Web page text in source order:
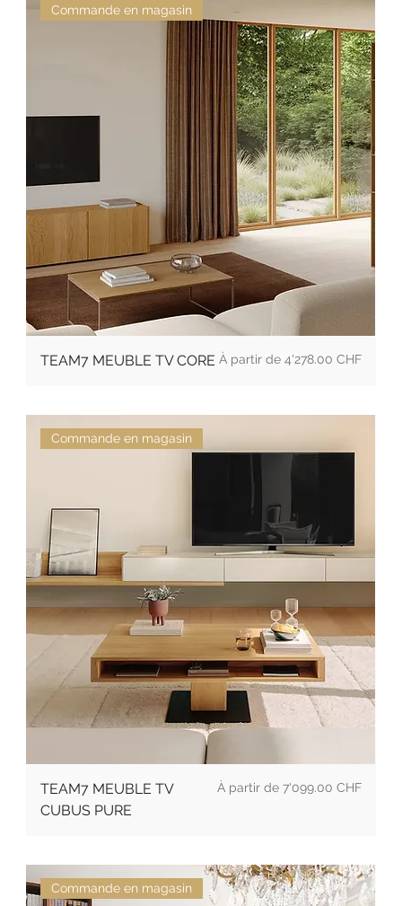
Commande en magasin
TEAM7 MEUBLE TV CORE Prix 4'278.00 CHF
Commande en magasin
TEAM7 MEUBLE TV
CUBUS PURE
Prix 7'099.00 CHF
Commande en magasin